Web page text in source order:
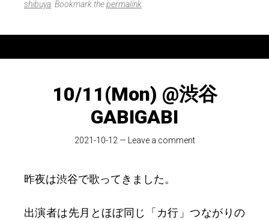
shibuya . Bookmark thepermalink
10/11(Mon) @渋谷
GABIGABI
2021-10-12 — Leave a comment
昨夜は渋谷で歌ってきました。
出演者は先月とほぼ同じ「カ行」つながりの